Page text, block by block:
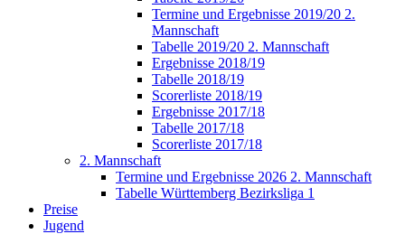
Termine und Ergebnisse 2019/20 2.
Mannschaft
Tabelle 2019/20 2. Mannschaft
Ergebnisse 2018/19
Tabelle 2018/19
Scorerliste 2018/19
Ergebnisse 2017/18
Tabelle 2017/18
Scorerliste 2017/18
2. Mannschaft
Termine und Ergebnisse 2026 2. Mannschaft
Tabelle Württemberg Bezirksliga 1
Preise
Jugend